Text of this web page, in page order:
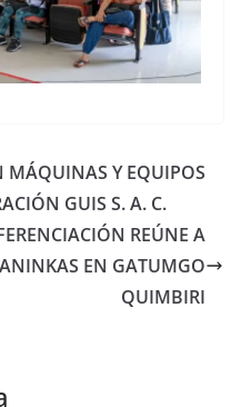
MÁQUINAS Y EQUIPOS
GUIS S. A. C.
REÚNE A
EN GATUMGO
QUIMBIRI